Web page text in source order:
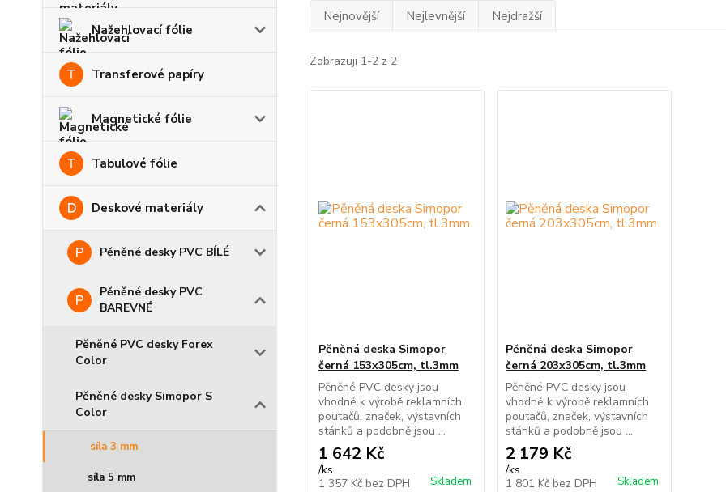
Nažehlovací fólie
Transferové papíry
Magnetické fólie
Tabulové fólie
Deskové materiály
Pěněné desky PVC BÍLÉ
Pěněné desky PVC
BAREVNÉ
Pěněné PVC desky Forex
Color
Pěněné desky Simopor S
Color
síla 3 mm
síla 5 mm
Nejnovější Nejlevnější Nejdražší
Zobrazuji 1-2 z 2
Pěněná deska Simopor
černá 153x305cm, tl.3mm
Pěněné PVC desky jsou
vhodné k výrobě reklamních
poutačů, značek, výstavních
stánků a podobně jsou ...
1 642 Kč
/ks
1 357 Kč bez DPH Skladem
Pěněná deska Simopor
černá 203x305cm, tl.3mm
Pěněné PVC desky jsou
vhodné k výrobě reklamních
poutačů, značek, výstavních
stánků a podobně jsou ...
2 179 Kč
/ks
1 801 Kč bez DPH Skladem